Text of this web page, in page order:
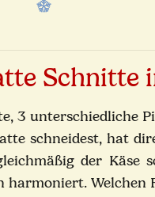
Schnitte
3 unterschiedliche
schneidest, hat
der Käse
harmoniert. Welchen